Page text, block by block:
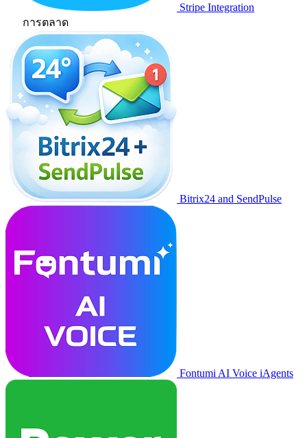
Stripe Integration
การตลาด
Bitrix24 and SendPulse
Fontumi AI Voice iAgents